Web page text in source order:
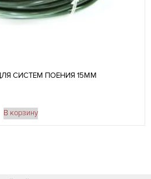
СИСТЕМ ПОЕНИЯ 15ММ
В корзину